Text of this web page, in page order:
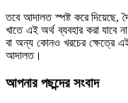
তবে আদালত স্পষ্ট করে দিয়েছে,
খাতে এই অর্থ ব্যবহার করা যাবে
বা অন্য কোনও খরচের ক্ষেত্রে এই
আদালত।
আপনার পছন্দের সংবাদ